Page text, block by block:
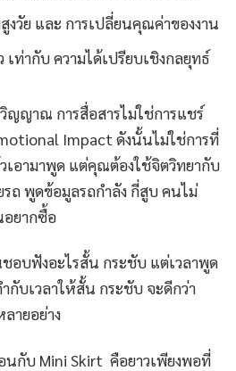
งวัย และ การเปลี่ยนคุณค่าของงาน
ท่ากับ ความได้เปรียบเชิงกลยุทธ์
ญญาณ การสื่อสารไม่ใช่การแชร์
Impact ดังนั้นไม่ใช่การที่
อามาพูด แต่คุณต้องใช้จิตวิทยากับ
ถ พูดข้อมูลรถกำลัง กี่สูบ คนไม่
อยากซื้อ
อบฟังอะไรสั้น กระชับ แต่เวลาพูด
กับเวลาให้สั้น กระชับ จะดีกว่า
ายอย่าง
นกับ Mini Skirt คือยาวเพียงพอที่